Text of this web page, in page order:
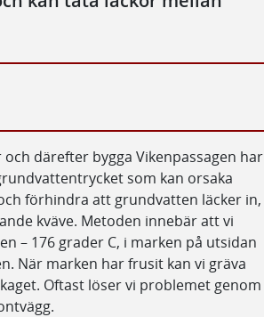
därefter bygga Vikenpassagen har
som kan orsaka
förhindra att grundvatten läcker in,
kväve. Metoden innebär att vi
– 176 grader C, i marken på utsidan
När marken har frusit kan vi gräva
Oftast löser vi problemet genom